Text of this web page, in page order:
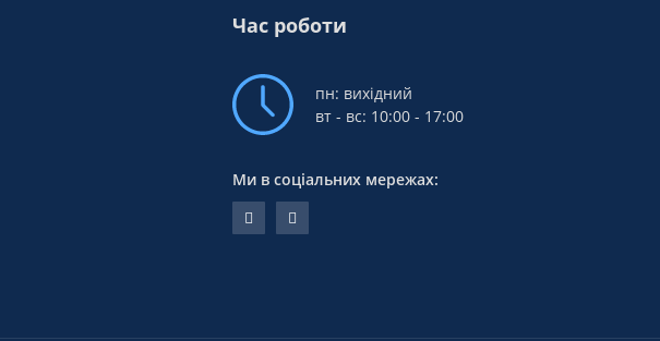
Час роботи
пн: вихідний
вт - вс: 10:00 - 17:00
Ми в соціальних мережах: